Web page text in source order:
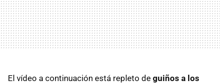
El vídeo a continuación está repleto de guiños a los